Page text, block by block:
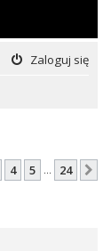
Zaloguj się
4 5 … 24